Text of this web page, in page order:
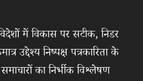
में विकास पर सटीक, निडर
उद्देश्य निष्पक्ष पत्रकारिता के
का निर्भीक विश्लेषण